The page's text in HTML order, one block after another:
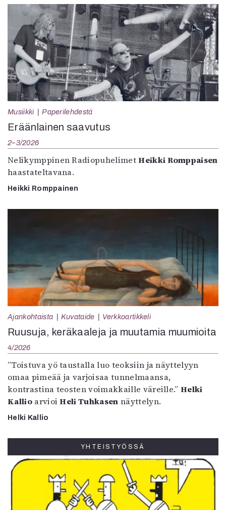
Musiikki Paperilehdestä
Eräänlainen saavutus
2–3/2026
Nelikymppinen RadiopuhelimetHeikki Romppaisen
haastateltavana.
Heikki Romppainen
Ajankohtaista Kuvataide Verkkoartikkeli
Ruusuja, keräkaaleja ja muutamia muumioita
4/2026
”Toistuva yö taustalla luo teoksiin ja näyttelyyn
omaa pimeää ja varjoisaa tunnelmaansa,
kontrastina teosten voimakkaille väreille.”Helki
KallioarvioiHeli Tuhkasen näyttelyn.
Helki Kallio
YHTEISTYÖSSÄ